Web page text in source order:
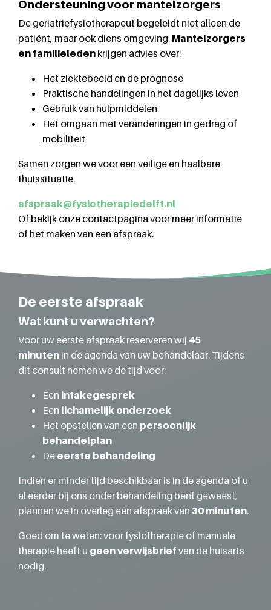
Ondersteuning voor mantelzorgers
De geriatriefysiotherapeut begeleidt niet alleen de
patiënt, maar ook diens omgeving. Mantelzorgers
en familieleden krijgen advies over:
Het ziektebeeld en de prognose
Praktische handelingen in het dagelijks leven
Gebruik van hulpmiddelen
Het omgaan met veranderingen in gedrag of
mobiliteit
Samen zorgen we voor een veilige en haalbare
thuissituatie.
afspraak@fysiotherapiedelft.nl
Of bekijk onze contactpagina voor meer informatie
of het maken van een afspraak.
De eerste afspraak
Wat kunt u verwachten?
Voor uw eerste afspraak reserveren wij 45
minuten in de agenda van uw behandelaar. Tijdens
dit consult nemen we de tijd voor:
Een intakegesprek
Een lichamelijk onderzoek
Het opstellen van een persoonlijk
behandelplan
De eerste behandeling
Indien er minder tijd beschikbaar is in de agenda of u
al eerder bij ons onder behandeling bent geweest,
plannen we in overleg een afspraak van 30 minuten.
Goed om te weten: voor fysiotherapie of manuele
therapie heeft u geen verwijsbrief van de huisarts
nodig.